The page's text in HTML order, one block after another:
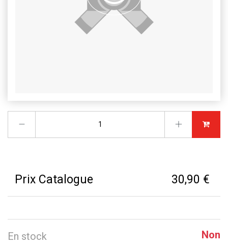
Prix Catalogue 30,90 €
En stock Non